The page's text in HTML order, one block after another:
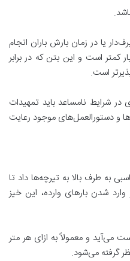
یا در زمان بارش باران انجام
است و این بتن که در برابر
است.
شرایط نامساعد باید تمهیدات
و دستورالعمل‌های موجود رعایت
به طرف بالا به تيرچه‌ها داد تا
شدن بارهای وارده، اين خيز
می‌آيد و معمولاً به ازای هر متر